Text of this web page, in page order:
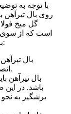
با توجه به
روی بال تیرآهن
گل میخ
است که از سوی
برخی از این محدودیت ها به قرار زیر است:
بال
اتصال گل میخ به بال جلوگیری می کند.
بال تیرآهن
باشد. در این
برشگیر به